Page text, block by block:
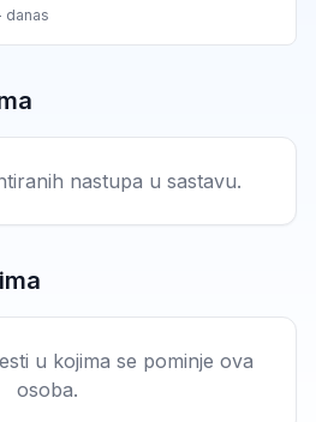
danas
nastupa u sastavu.
u kojima se pominje ova
osoba.